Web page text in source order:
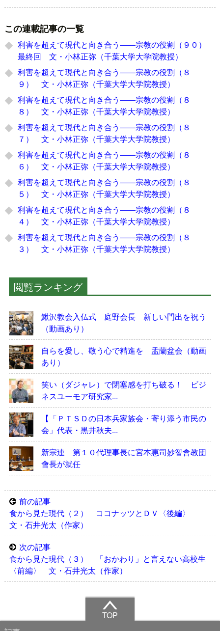
この連載記事の一覧
利害を超えて現代と向き合う――宗教の役割（９０）
最終回 文・小林正弥（千葉大学大学院教授）
利害を超えて現代と向き合う――宗教の役割（８
９） 文・小林正弥（千葉大学大学院教授）
利害を超えて現代と向き合う――宗教の役割（８
８） 文・小林正弥（千葉大学大学院教授）
利害を超えて現代と向き合う――宗教の役割（８
７） 文・小林正弥（千葉大学大学院教授）
利害を超えて現代と向き合う――宗教の役割（８
６） 文・小林正弥（千葉大学大学院教授）
利害を超えて現代と向き合う――宗教の役割（８
５） 文・小林正弥（千葉大学大学院教授）
利害を超えて現代と向き合う――宗教の役割（８
４） 文・小林正弥（千葉大学大学院教授）
利害を超えて現代と向き合う――宗教の役割（８
３） 文・小林正弥（千葉大学大学院教授）
閲覧ランキング
鰍沢教会入仏式 庭野会長 新しい門出を祝う
（動画あり）
自らを愛し、敬う心で精進を 盂蘭盆会（動画
あり）
笑い（ダジャレ）で閉塞感を打ち破る！ ビジ
ネスユーモア研究家...
【「ＰＴＳＤの日本兵家族会・寄り添う市民の
会」代表・黒井秋夫...
新宗連 第１０代理事長に宮本惠司妙智會教団
會長が就任
前の記事
食から見た現代（２） ココナッツとＤＶ〈後編〉
文・石井光太（作家）
次の記事
食から見た現代（３） 「おかわり」と言えない高校生
〈前編〉 文・石井光太（作家）
TOP